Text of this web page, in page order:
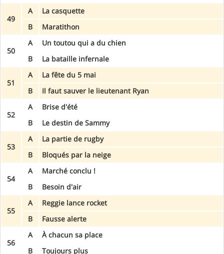
49
A
La casquette
B
Maratithon
50
A
Un toutou qui a du chien
B
La bataille infernale
51
A
La fête du 5 mai
B
Il faut sauver le lieutenant Ryan
52
A
Brise d'été
B
Le destin de Sammy
53
A
La partie de rugby
B
Bloqués par la neige
54
A
Marché conclu !
B
Besoin d'air
55
A
Reggie lance rocket
B
Fausse alerte
56
A
À chacun sa place
B
Toujours plus